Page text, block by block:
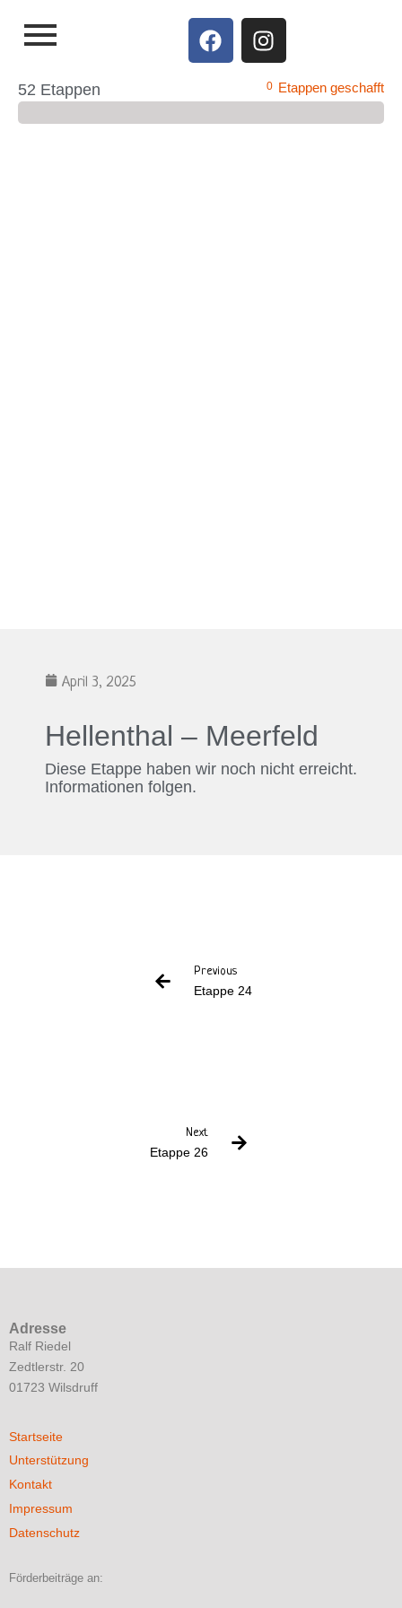
52 Etappen 0 Etappen geschafft
April 3, 2025
Hellenthal – Meerfeld
Diese Etappe haben wir noch nicht erreicht.
Informationen folgen.
Previous
Etappe 24
Next
Etappe 26
Adresse
Ralf Riedel
Zedtlerstr. 20
01723 Wilsdruff
Startseite
Unterstützung
Kontakt
Impressum
Datenschutz
Förderbeiträge an: